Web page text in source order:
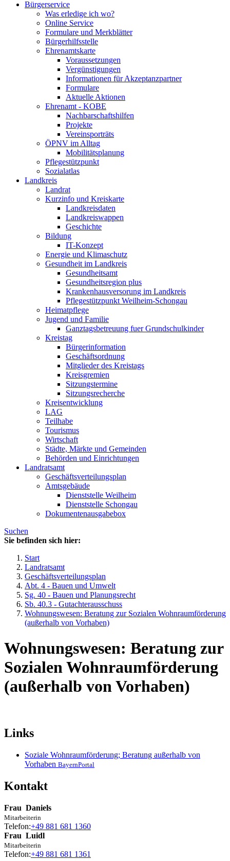
Bürgerservice
Was erledige ich wo?
Online Service
Formulare und Merkblätter
Bürgerhilfsstelle
Ehrenamtskarte
Voraussetzungen
Vergünstigungen
Informationen für Akzeptanzpartner
Formulare
Aktuelle Aktionen
Ehrenamt - KOBE
Nachbarschaftshilfen
Projekte
Vereinsporträts
ÖPNV im Alltag
Mobilitätsplanung
Pflegestützpunkt
Sozialatlas
Landkreis
Landrat
Kurzinfo und Kreiskarte
Landkreisdaten
Landkreiswappen
Geschichte
Bildung
IT-Konzept
Energie und Klimaschutz
Gesundheit im Landkreis
Gesundheitsamt
Gesundheitsregion plus
Krankenhausversorung im Landkreis
Pflegestützpunkt Weilheim-Schongau
Heimatpflege
Jugend und Familie
Ganztagsbetreuung fuer Grundschulkinder
Kreistag
Bürgerinformation
Geschäftsordnung
Mitglieder des Kreistags
Kreisgremien
Sitzungstermine
Sitzungsrecherche
Kreisentwicklung
LAG
Teilhabe
Tourismus
Wirtschaft
Städte, Märkte und Gemeinden
Behörden und Einrichtungen
Landratsamt
Geschäftsverteilungsplan
Amtsgebäude
Dienststelle Weilheim
Dienststelle Schongau
Dokumentenausgabebox
Suchen
Sie befinden sich hier:
Start
Landratsamt
Geschäftsverteilungsplan
Abt. 4 - Bauen und Umwelt
Sg. 40 - Bauen und Planungsrecht
Sb. 40.3 - Gutachterausschuss
Wohnungswesen: Beratung zur Sozialen Wohnraumförderung
(außerhalb von Vorhaben)
Wohnungswesen: Beratung zur
Sozialen Wohnraumförderung
(außerhalb von Vorhaben)
Links
Soziale Wohnraumförderung; Beratung außerhalb von
Vorhaben BayernPortal
Kontakt
Frau Daniels
Mitarbeiterin
Telefon:+49 881 681 1360
Frau Luidl
Mitarbeiterin
Telefon:+49 881 681 1361